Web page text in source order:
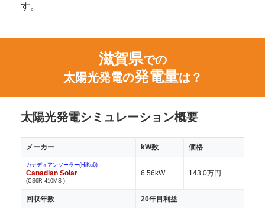
す。
滋賀県での
太陽光発電の発電量は？
太陽光発電シミュレーション概要
メーカー kW数 価格
カナディアンソーラー(HiKu6)
Canadian Solar
(CS6R-410MS )
6.56kW 143.0万円
回収年数 20年目利益